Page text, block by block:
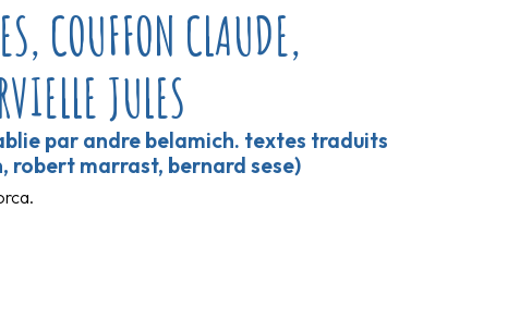
COUFFON CLAUDE,
JULES
par andre belamich. textes traduits
robert marrast, bernard sese)